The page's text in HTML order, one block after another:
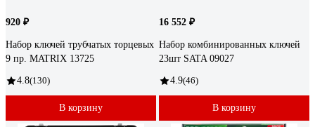
920 ₽
Набор ключей трубчатых торцевых
9 пр. MATRIX 13725
4.8(130)
В корзину
16 552 ₽
Набор комбинированных ключей
23шт SATA 09027
4.9(46)
В корзину